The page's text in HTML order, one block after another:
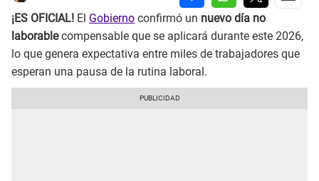
¡ES OFICIAL! El Gobierno confirmó un nuevo día no
laborablecompensable que se aplicará durante este 2026,
lo que genera expectativa entre miles de trabajadores que
esperan una pausa de la rutina laboral.